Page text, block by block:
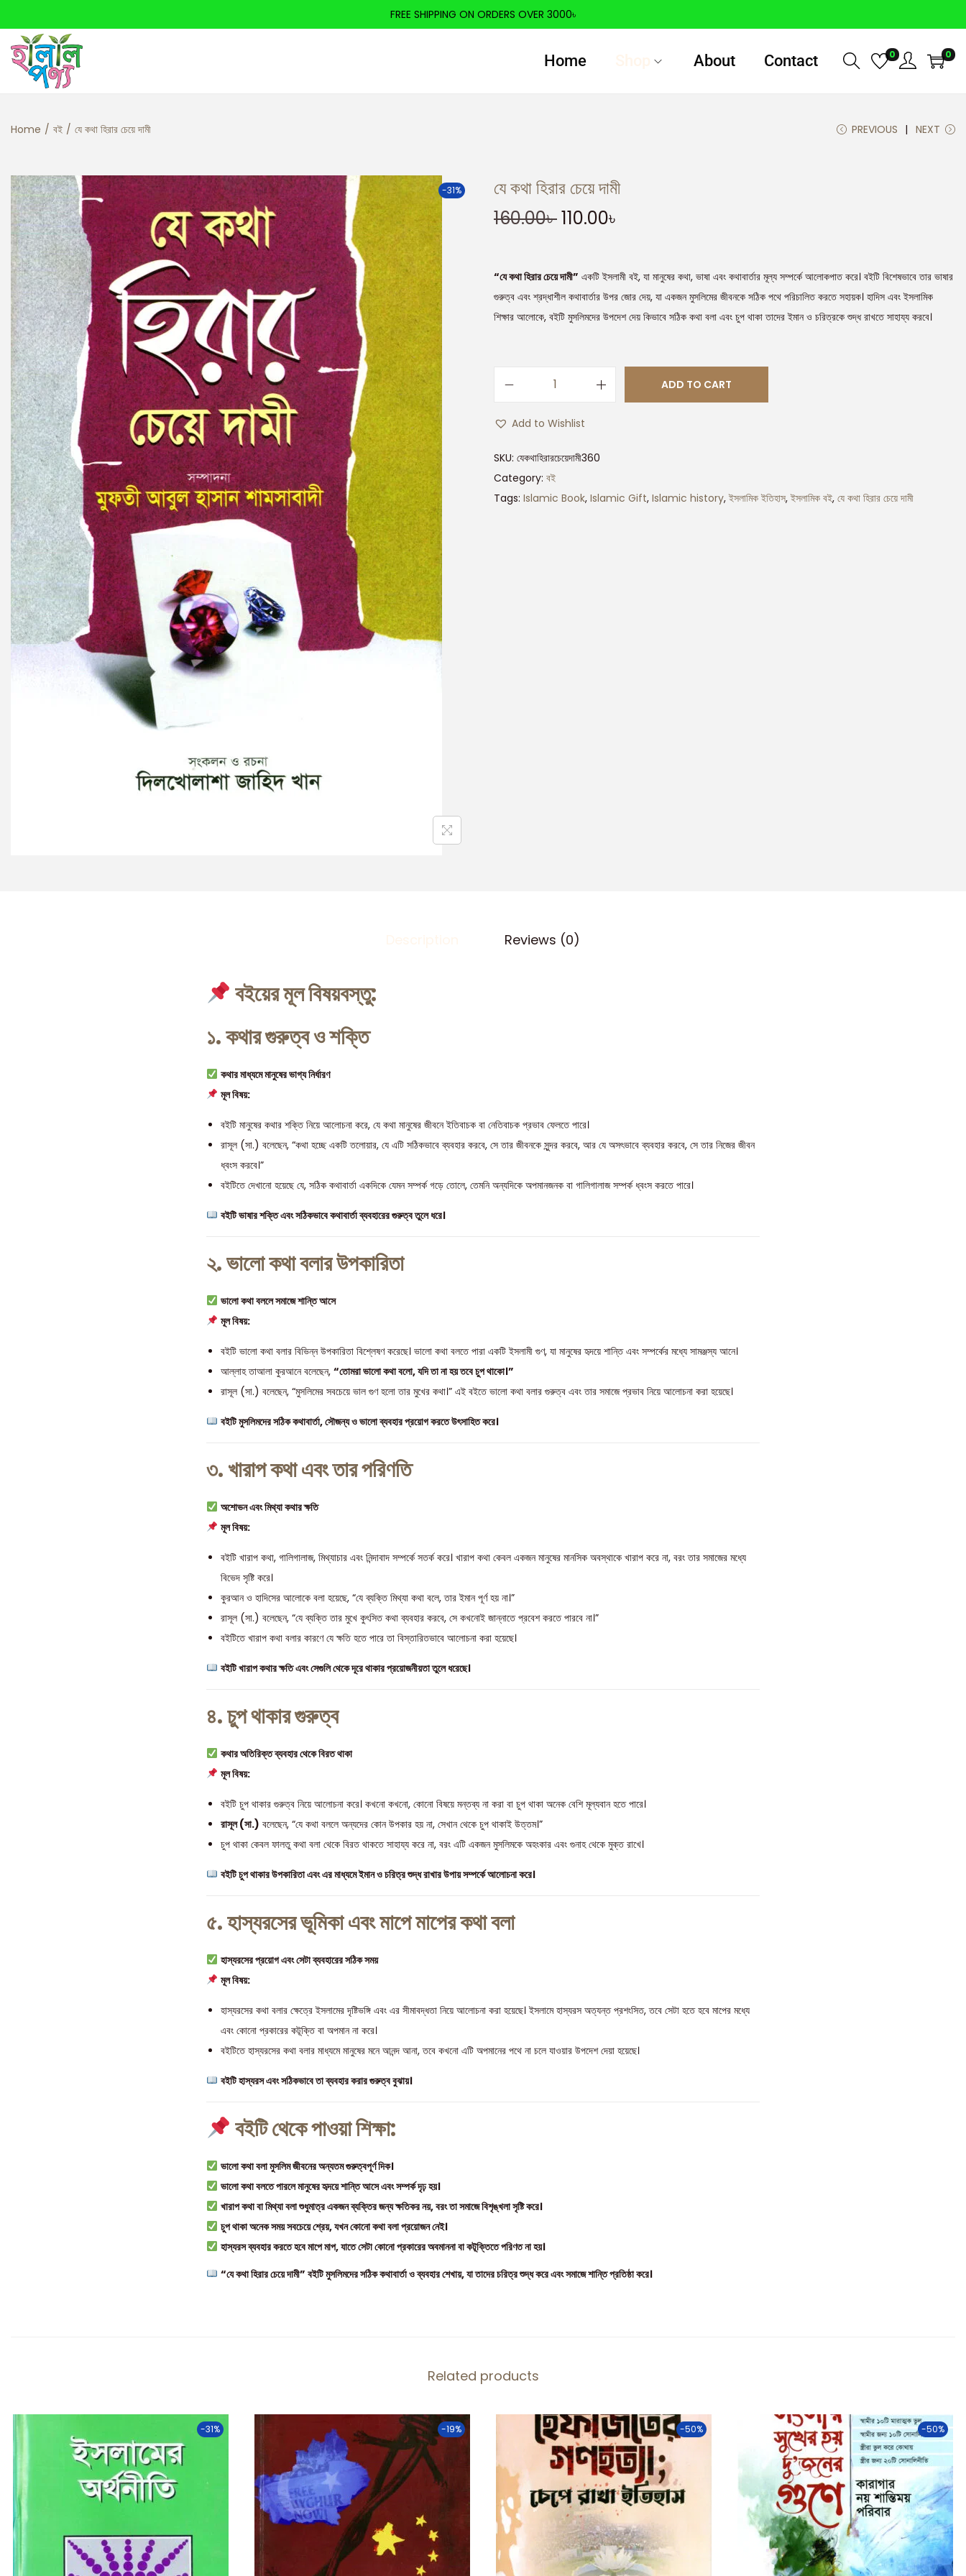
FREE SHIPPING ON ORDERS OVER 3000৳
Home About Contact 0 0
Home / বই / যে কথা হিরার চেয়ে দামী PREVIOUS NEXT
-31%
যে কথা হিরার চেয়ে দামী
160.00৳110.00৳
“যে কথা হিরার চেয়ে দামী” একটি ইসলামী বই, যা মানুষের কথা, ভাষা এবং কথাবার্তার মূল্য সম্পর্কে আলোকপাত করে। বইটি বিশেষভাবে তার ভাষার
গুরুত্ব এবং শ্রদ্ধাশীল কথাবার্তার উপর জোর দেয়, যা একজন মুসলিমের জীবনকে সঠিক পথে পরিচালিত করতে সহায়ক। হাদিস এবং ইসলামিক
শিক্ষার আলোকে, বইটি মুসলিমদের উপদেশ দেয় কিভাবে সঠিক কথা বলা এবং চুপ থাকা তাদের ইমান ও চরিত্রকে শুদ্ধ রাখতে সাহায্য করবে।
ADD TO CART
Add to Wishlist
SKU: যেকথাহিরারচেয়েদামী360
Category: বই
Tags: Islamic Book, Islamic Gift, Islamic history, ইসলামিক ইতিহাস, ইসলামিক বই, যে কথা হিরার চেয়ে দামী
Reviews (0)
বইয়ের মূল বিষয়বস্তু:
১. কথার গুরুত্ব ও শক্তি
কথার মাধ্যমে মানুষের ভাগ্য নির্ধারণ
মূল বিষয়:
বইটি মানুষের কথার শক্তি নিয়ে আলোচনা করে, যে কথা মানুষের জীবনে ইতিবাচক বা নেতিবাচক প্রভাব ফেলতে পারে।
রাসূল (সা.) বলেছেন, “কথা হচ্ছে একটি তলোয়ার, যে এটি সঠিকভাবে ব্যবহার করবে, সে তার জীবনকে সুন্দর করবে, আর যে অসৎভাবে ব্যবহার করবে, সে তার নিজের জীবন
ধ্বংস করবে।”
বইটিতে দেখানো হয়েছে যে, সঠিক কথাবার্তা একদিকে যেমন সম্পর্ক গড়ে তোলে, তেমনি অন্যদিকে অপমানজনক বা গালিগালাজ সম্পর্ক ধ্বংস করতে পারে।
বইটি ভাষার শক্তি এবং সঠিকভাবে কথাবার্তা ব্যবহারের গুরুত্ব তুলে ধরে।
২. ভালো কথা বলার উপকারিতা
ভালো কথা বললে সমাজে শান্তি আসে
মূল বিষয়:
বইটি ভালো কথা বলার বিভিন্ন উপকারিতা বিশ্লেষণ করেছে। ভালো কথা বলতে পারা একটি ইসলামী গুণ, যা মানুষের হৃদয়ে শান্তি এবং সম্পর্কের মধ্যে সামঞ্জস্য আনে।
আল্লাহ তাআলা কুরআনে বলেছেন, “তোমরা ভালো কথা বলো, যদি তা না হয় তবে চুপ থাকো।”
রাসূল (সা.) বলেছেন, “মুসলিমের সবচেয়ে ভাল গুণ হলো তার মুখের কথা।” এই বইতে ভালো কথা বলার গুরুত্ব এবং তার সমাজে প্রভাব নিয়ে আলোচনা করা হয়েছে।
বইটি মুসলিমদের সঠিক কথাবার্তা, সৌজন্য ও ভালো ব্যবহার প্রয়োগ করতে উৎসাহিত করে।
৩. খারাপ কথা এবং তার পরিণতি
অশোভন এবং মিথ্যা কথার ক্ষতি
মূল বিষয়:
বইটি খারাপ কথা, গালিগালাজ, মিথ্যাচার এবং নিন্দাবাদ সম্পর্কে সতর্ক করে। খারাপ কথা কেবল একজন মানুষের মানসিক অবস্থাকে খারাপ করে না, বরং তার সমাজের মধ্যে
বিভেদ সৃষ্টি করে।
কুরআন ও হাদিসের আলোকে বলা হয়েছে, “যে ব্যক্তি মিথ্যা কথা বলে, তার ইমান পূর্ণ হয় না।”
রাসূল (সা.) বলেছেন, “যে ব্যক্তি তার মুখে কুৎসিত কথা ব্যবহার করবে, সে কখনোই জান্নাতে প্রবেশ করতে পারবে না।”
বইটিতে খারাপ কথা বলার কারণে যে ক্ষতি হতে পারে তা বিস্তারিতভাবে আলোচনা করা হয়েছে।
বইটি খারাপ কথার ক্ষতি এবং সেগুলি থেকে দূরে থাকার প্রয়োজনীয়তা তুলে ধরেছে।
৪. চুপ থাকার গুরুত্ব
কথার অতিরিক্ত ব্যবহার থেকে বিরত থাকা
মূল বিষয়:
বইটি চুপ থাকার গুরুত্ব নিয়ে আলোচনা করে। কখনো কখনো, কোনো বিষয়ে মন্তব্য না করা বা চুপ থাকা অনেক বেশি মূল্যবান হতে পারে।
রাসূল (সা.) বলেছেন, “যে কথা বললে অন্যদের কোন উপকার হয় না, সেখান থেকে চুপ থাকাই উত্তম।”
চুপ থাকা কেবল ফালতু কথা বলা থেকে বিরত থাকতে সাহায্য করে না, বরং এটি একজন মুসলিমকে অহংকার এবং গুনাহ থেকে মুক্ত রাখে।
বইটি চুপ থাকার উপকারিতা এবং এর মাধ্যমে ইমান ও চরিত্র শুদ্ধ রাখার উপায় সম্পর্কে আলোচনা করে।
৫. হাস্যরসের ভূমিকা এবং মাপে মাপের কথা বলা
হাস্যরসের প্রয়োগ এবং সেটা ব্যবহারের সঠিক সময়
মূল বিষয়:
হাস্যরসের কথা বলার ক্ষেত্রে ইসলামের দৃষ্টিভঙ্গি এবং এর সীমাবদ্ধতা নিয়ে আলোচনা করা হয়েছে। ইসলামে হাস্যরস অত্যন্ত প্রশংসিত, তবে সেটা হতে হবে মাপের মধ্যে
এবং কোনো প্রকারের কটূক্তি বা অপমান না করে।
বইটিতে হাস্যরসের কথা বলার মাধ্যমে মানুষের মনে আনন্দ আনা, তবে কখনো এটি অপমানের পথে না চলে যাওয়ার উপদেশ দেয়া হয়েছে।
বইটি হাস্যরস এবং সঠিকভাবে তা ব্যবহার করার গুরুত্ব বুঝায়।
বইটি থেকে পাওয়া শিক্ষা:
ভালো কথা বলা মুসলিম জীবনের অন্যতম গুরুত্বপূর্ণ দিক।
ভালো কথা বলতে পারলে মানুষের হৃদয়ে শান্তি আসে এবং সম্পর্ক দৃঢ় হয়।
খারাপ কথা বা মিথ্যা বলা শুধুমাত্র একজন ব্যক্তির জন্য ক্ষতিকর নয়, বরং তা সমাজে বিশৃঙ্খলা সৃষ্টি করে।
চুপ থাকা অনেক সময় সবচেয়ে শ্রেয়, যখন কোনো কথা বলা প্রয়োজন নেই।
হাস্যরস ব্যবহার করতে হবে মাপে মাপ, যাতে সেটা কোনো প্রকারের অবমাননা বা কটূক্তিতে পরিণত না হয়।
“যে কথা হিরার চেয়ে দামী” বইটি মুসলিমদের সঠিক কথাবার্তা ও ব্যবহার শেখায়, যা তাদের চরিত্র শুদ্ধ করে এবং সমাজে শান্তি প্রতিষ্ঠা করে।
Related products
-31% -19% -50% -50%